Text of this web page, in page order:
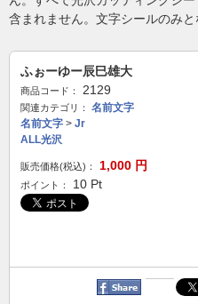
含まれません。文字シールのみと
ふぉーゆー辰巳雄大
商品コード： 2129
関連カテゴリ：
名前文字
名前文字 > Jr
ALL光沢
販売価格(税込)： 1,000 円
ポイント： 10 Pt